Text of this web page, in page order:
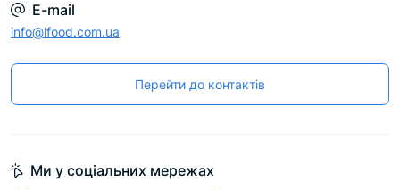
E-mail
info@lfood.com.ua
Перейти до контактів
Ми у соціальних мережах